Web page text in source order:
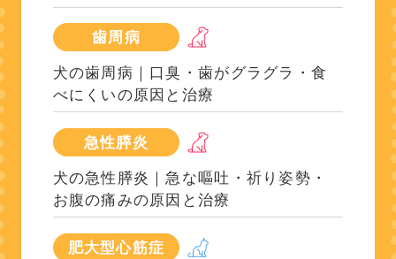
歯周病
犬の歯周病｜口臭・歯がグラグラ・食
べにくいの原因と治療
急性膵炎
犬の急性膵炎｜急な嘔吐・祈り姿勢・
お腹の痛みの原因と治療
肥大型心筋症